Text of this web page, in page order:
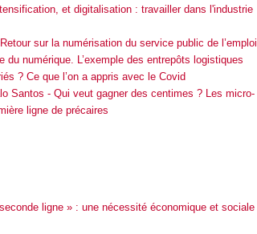
et digitalisation : travailler dans l'industrie
Retour sur la numérisation du service public de l’emploi
numérique. L’exemple des entrepôts logistiques
? Ce que l’on a appris avec le Covid
Santos - Qui veut gagner des centimes ? Les micro-
ligne de précaires
ligne » : une nécessité économique et sociale